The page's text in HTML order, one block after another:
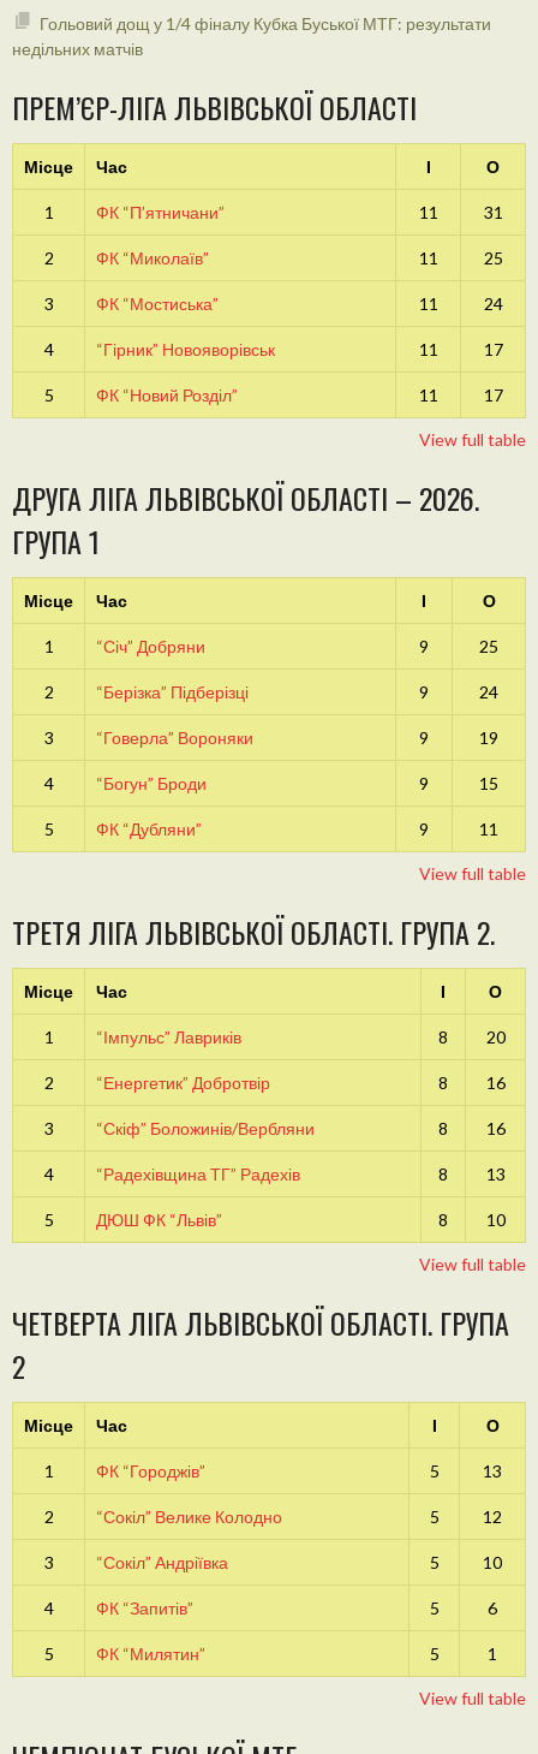
Гольовий дощ у 1/4 фіналу Кубка Буської МТГ: результати
недільних матчів
ПРЕМ’ЄР-ЛІГА ЛЬВІВСЬКОЇ ОБЛАСТІ
Місце Час І О
1 ФК “П’ятничани” 11 31
2 ФК “Миколаїв” 11 25
3 ФК “Мостиська” 11 24
4 “Гірник” Новояворівськ 11 17
5 ФК “Новий Розділ” 11 17
View full table
ДРУГА ЛІГА ЛЬВІВСЬКОЇ ОБЛАСТІ – 2026.
ГРУПА 1
Місце Час І О
1 “Січ” Добряни 9 25
2 “Берізка” Підберізці 9 24
3 “Говерла” Вороняки 9 19
4 “Богун” Броди 9 15
5 ФК “Дубляни” 9 11
View full table
ТРЕТЯ ЛІГА ЛЬВІВСЬКОЇ ОБЛАСТІ. ГРУПА 2.
Місце Час І О
1 “Імпульс” Лавриків 8 20
2 “Енергетик” Добротвір 8 16
3 “Скіф” Боложинів/Вербляни 8 16
4 “Радехівщина ТГ” Радехів 8 13
5 ДЮШ ФК “Львів” 8 10
View full table
ЧЕТВЕРТА ЛІГА ЛЬВІВСЬКОЇ ОБЛАСТІ. ГРУПА
2
Місце Час І О
1 ФК “Городжів” 5 13
2 “Сокіл” Велике Колодно 5 12
3 “Сокіл” Андріївка 5 10
4 ФК “Запитів” 5 6
5 ФК “Милятин” 5 1
View full table